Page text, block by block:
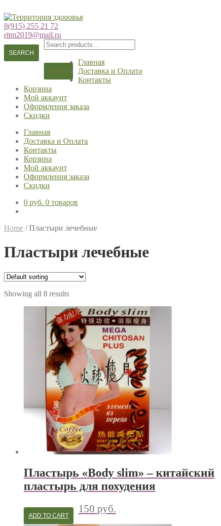
Перейти
к
навигации
Перейти
к
содержимому
8(915) 255 21 72
ritm2019@mail.ru
Search
for:
SEARCH
Главная
Доставка и Оплата
Контакты
Корзина
Мой аккаунт
Оформления заказа
Скидки
Главная
Доставка и Оплата
Контакты
Корзина
Мой аккаунт
Оформления заказа
Скидки
0 руб. 0 товаров
Home /Пластыри лечебные
Пластыри лечебные
Showing all 8 results
Пластырь «Body slim» – китайский
пластырь для похудения
150 руб.
ADD TO CART